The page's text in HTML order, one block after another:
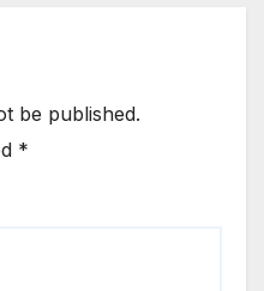
be published.
*